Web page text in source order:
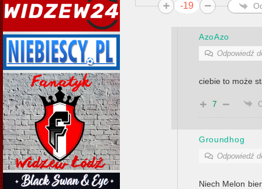
-19
AzoAzo
Odpowiedź
ciebie to może
7
Groundhog
Odpowiedź
Niech Melon